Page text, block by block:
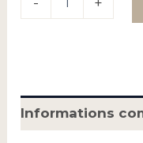
Informations